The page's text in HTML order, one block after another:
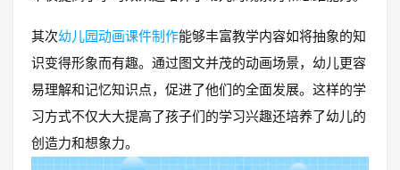
其次幼儿园动画课件制作能够丰富教学内容如将抽象的知
识变得形象而有趣。通过图文并茂的动画场景，幼儿更容
易理解和记忆知识点，促进了他们的全面发展。这样的学
习方式不仅大大提高了孩子们的学习兴趣还培养了幼儿的
创造力和想象力。